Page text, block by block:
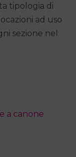
tipologia di
ad uso
sezione nel
a canone